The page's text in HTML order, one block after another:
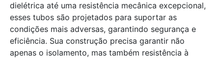
dielétrica até uma resistência mecânica excepcional,
esses tubos são projetados para suportar as
condições mais adversas, garantindo segurança e
eficiência. Sua construção precisa garantir não
apenas o isolamento, mas também resistência à